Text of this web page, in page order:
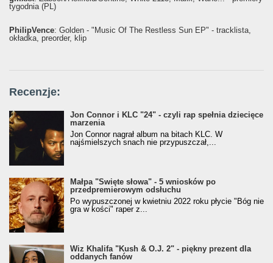
tygodnia (PL)
PhilipVence: Golden - "Music Of The Restless Sun EP" - tracklista,
okładka, preorder, klip
Recenzje:
Jon Connor i KLC "24" - czyli rap spełnia dziecięce
marzenia
Jon Connor nagrał album na bitach KLC. W
najśmielszych snach nie przypuszczał,...
Małpa "Święte słowa" - 5 wniosków po
przedpremierowym odsłuchu
Po wypuszczonej w kwietniu 2022 roku płycie "Bóg nie
gra w kości" raper z...
Wiz Khalifa "Kush & O.J. 2" - piękny prezent dla
oddanych fanów